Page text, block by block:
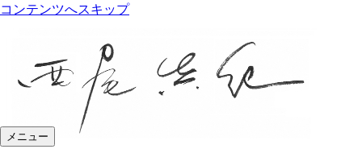
コンテンツへスキップ
メニュー